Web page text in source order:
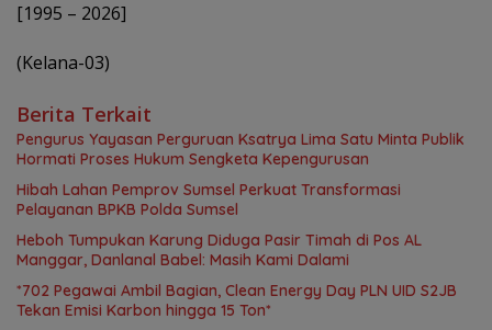
[1995 – 2026]
(Kelana-03)
Berita Terkait
Pengurus Yayasan Perguruan Ksatrya Lima Satu Minta Publik
Hormati Proses Hukum Sengketa Kepengurusan
Hibah Lahan Pemprov Sumsel Perkuat Transformasi
Pelayanan BPKB Polda Sumsel
Heboh Tumpukan Karung Diduga Pasir Timah di Pos AL
Manggar, Danlanal Babel: Masih Kami Dalami
*702 Pegawai Ambil Bagian, Clean Energy Day PLN UID S2JB
Tekan Emisi Karbon hingga 15 Ton*